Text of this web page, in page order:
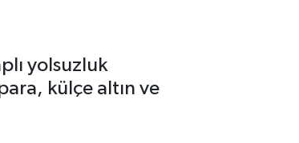
yolsuzluk
külçe altın ve